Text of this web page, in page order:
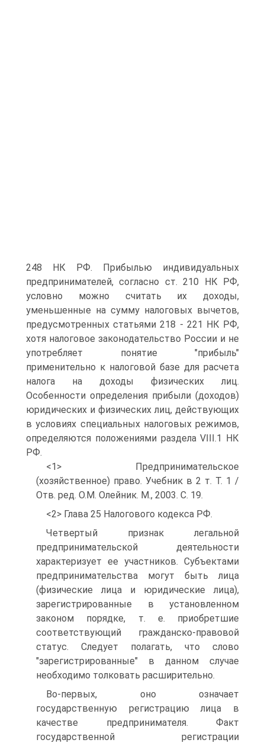
248 НК РФ. Прибылью индивидуальных
предпринимателей, согласно ст. 210 НК РФ,
условно можно считать их доходы,
уменьшенные на сумму налоговых вычетов,
предусмотренных статьями 218 - 221 НК РФ,
хотя налоговое законодательство России и не
употребляет понятие "прибыль"
применительно к налоговой базе для расчета
налога на доходы физических лиц.
Особенности определения прибыли (доходов)
юридических и физических лиц, действующих
в условиях специальных налоговых режимов,
определяются положениями раздела VIII.1 НК
РФ.
<1> Предпринимательское
(хозяйственное) право. Учебник в 2 т. Т. 1 /
Отв. ред. О.М. Олейник. М., 2003. С. 19.
<2> Глава 25 Налогового кодекса РФ.
Четвертый признак легальной
предпринимательской деятельности
характеризует ее участников. Субъектами
предпринимательства могут быть лица
(физические лица и юридические лица),
зарегистрированные в установленном
законом порядке, т. е. приобретшие
соответствующий гражданско-правовой
статус. Следует полагать, что слово
"зарегистрированные" в данном случае
необходимо толковать расширительно.
Во-первых, оно означает
государственную регистрацию лица в
качестве предпринимателя. Факт
государственной регистрации